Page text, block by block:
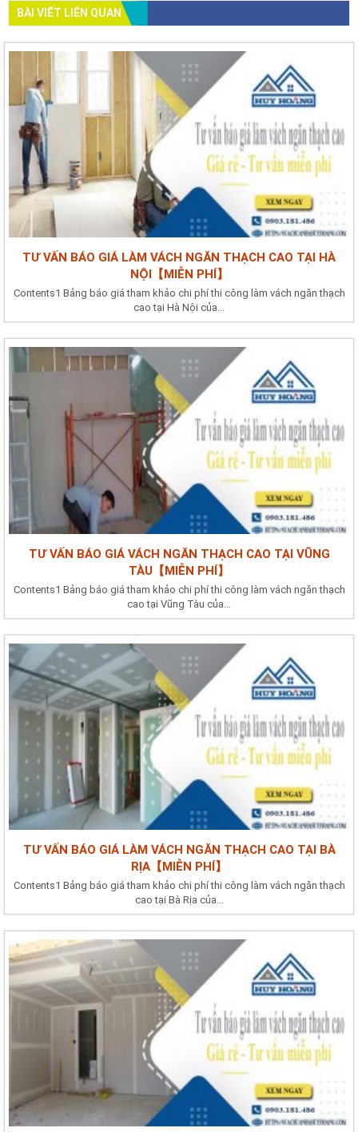
BÀI VIẾT LIÊN QUAN
TƯ VẤN BÁO GIÁ LÀM VÁCH NGĂN THẠCH CAO TẠI HÀ
NỘI【MIỄN PHÍ】
Contents1 Bảng báo giá tham khảo chi phí thi công làm vách ngăn thạch
cao tại Hà Nội của...
TƯ VẤN BÁO GIÁ VÁCH NGĂN THẠCH CAO TẠI VŨNG
TÀU【MIỄN PHÍ】
Contents1 Bảng báo giá tham khảo chi phí thi công làm vách ngăn thạch
cao tại Vũng Tàu của...
TƯ VẤN BÁO GIÁ LÀM VÁCH NGĂN THẠCH CAO TẠI BÀ
RỊA【MIỄN PHÍ】
Contents1 Bảng báo giá tham khảo chi phí thi công làm vách ngăn thạch
cao tại Bà Rịa của...